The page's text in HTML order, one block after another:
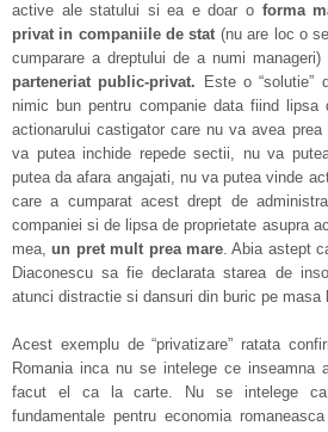
active ale statului si ea e doar o forma
privat in companiile de stat (nu are loc o
cumparare a dreptului de a numi
parteneriat public-privat. Este o “solutie”
nimic bun pentru companie data fiind lipsa
actionarului castigator care nu va avea
va putea inchide repede sectii, nu va
putea da afara angajati, nu va putea vinde
care a cumparat acest drept de
companiei si de lipsa de proprietate asupra
mea,un pret mult prea mare. Abia astept
Diaconescu sa fie declarata starea de
atunci distractie si dansuri din buric pe masa
Acest exemplu de “privatizare” ratata
Romania inca nu se intelege ce inseamna
facut el ca la carte. Nu se intelege
fundamentale pentru economia